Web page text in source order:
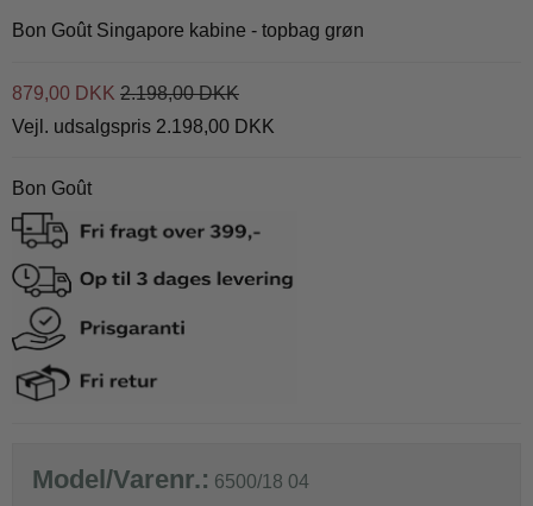
Bon Goût Singapore kabine - topbag grøn
879,00 DKK 2.198,00 DKK
Vejl. udsalgspris 2.198,00 DKK
Bon Goût
Model/Varenr.: 6500/18 04